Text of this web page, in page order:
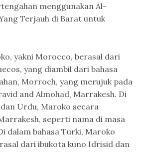
menggunakan Al-
Terjauh di Barat untuk
yakni Morocco, berasal dari
yang diambil dari bahasa
Morroch, yang merujuk pada
and Almohad, Marrakesh. Di
Urdu, Maroko secara
seperti nama di masa
dalam bahasa Turki, Maroko
dari ibukota kuno Idrisid dan